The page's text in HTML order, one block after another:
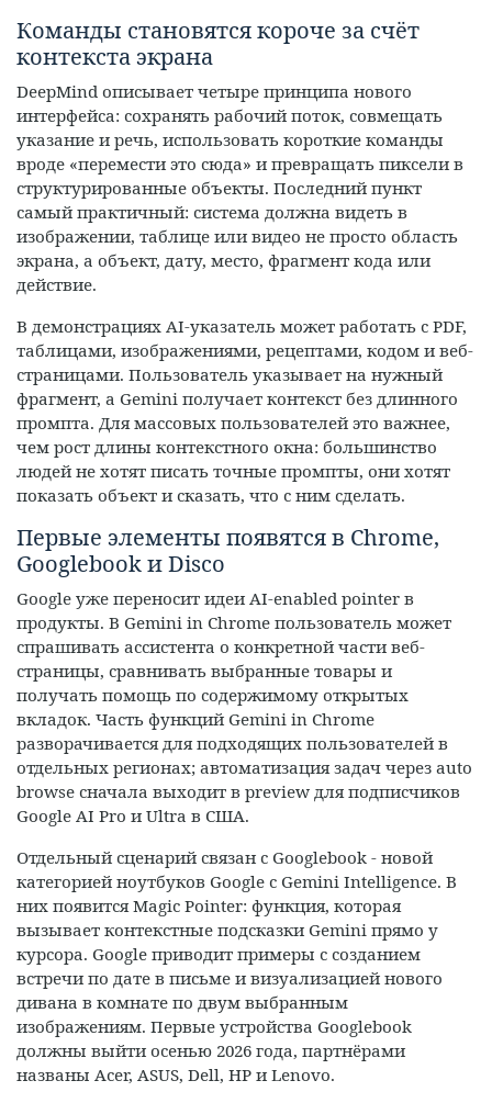
Команды становятся короче за счёт
контекста экрана
DeepMind описывает четыре принципа нового
интерфейса: сохранять рабочий поток, совмещать
указание и речь, использовать короткие команды
вроде «перемести это сюда» и превращать пиксели в
структурированные объекты. Последний пункт
самый практичный: система должна видеть в
изображении, таблице или видео не просто область
экрана, а объект, дату, место, фрагмент кода или
действие.
В демонстрациях AI-указатель может работать с PDF,
таблицами, изображениями, рецептами, кодом и веб-
страницами. Пользователь указывает на нужный
фрагмент, а Gemini получает контекст без длинного
промпта. Для массовых пользователей это важнее,
чем рост длины контекстного окна: большинство
людей не хотят писать точные промпты, они хотят
показать объект и сказать, что с ним сделать.
Первые элементы появятся в Chrome,
Googlebook и Disco
Google уже переносит идеи AI-enabled pointer в
продукты. В Gemini in Chrome пользователь может
спрашивать ассистента о конкретной части веб-
страницы, сравнивать выбранные товары и
получать помощь по содержимому открытых
вкладок. Часть функций Gemini in Chrome
разворачивается для подходящих пользователей в
отдельных регионах; автоматизация задач через auto
browse сначала выходит в preview для подписчиков
Google AI Pro и Ultra в США.
Отдельный сценарий связан с Googlebook - новой
категорией ноутбуков Google с Gemini Intelligence. В
них появится Magic Pointer: функция, которая
вызывает контекстные подсказки Gemini прямо у
курсора. Google приводит примеры с созданием
встречи по дате в письме и визуализацией нового
дивана в комнате по двум выбранным
изображениям. Первые устройства Googlebook
должны выйти осенью 2026 года, партнёрами
названы Acer, ASUS, Dell, HP и Lenovo.